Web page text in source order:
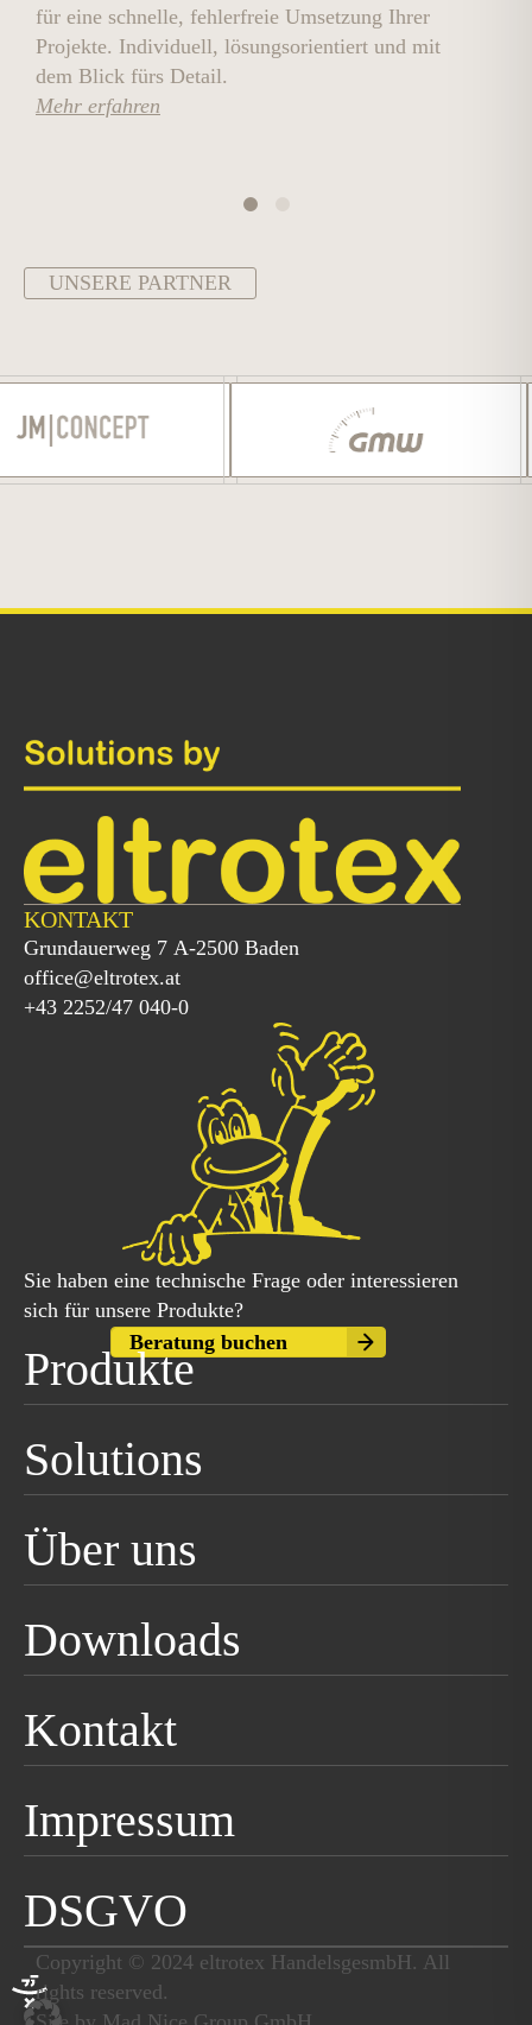
für eine schnelle, fehlerfreie Umsetzung Ihrer
Projekte. Individuell, lösungsorientiert und mit
dem Blick fürs Detail.
Mehr erfahren
UNSERE PARTNER
KONTAKT
Grundauerweg 7 A-2500 Baden
office@eltrotex.at
+43 2252/47 040-0
Sie haben eine technische Frage oder interessieren
sich für unsere Produkte?
Beratung buchen
Produkte
Solutions
Über uns
Downloads
Kontakt
Impressum
DSGVO
Copyright © 2024 eltrotex HandelsgesmbH. All
rights reserved.